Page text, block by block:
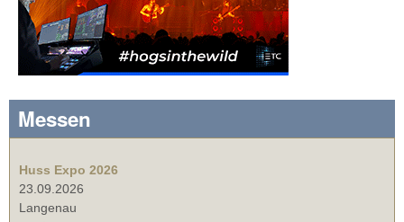
Messen
Huss Expo 2026
23.09.2026
Langenau